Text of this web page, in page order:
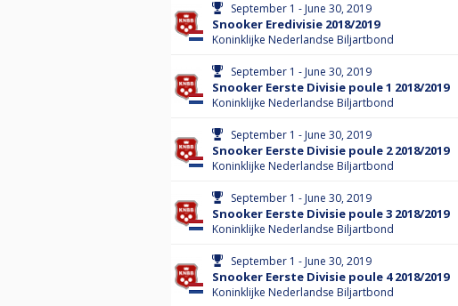
September 1 - June 30, 2019
Snooker Eredivisie 2018/2019
Koninklijke Nederlandse Biljartbond
September 1 - June 30, 2019
Snooker Eerste Divisie poule 1 2018/2019
Koninklijke Nederlandse Biljartbond
September 1 - June 30, 2019
Snooker Eerste Divisie poule 2 2018/2019
Koninklijke Nederlandse Biljartbond
September 1 - June 30, 2019
Snooker Eerste Divisie poule 3 2018/2019
Koninklijke Nederlandse Biljartbond
September 1 - June 30, 2019
Snooker Eerste Divisie poule 4 2018/2019
Koninklijke Nederlandse Biljartbond